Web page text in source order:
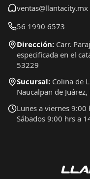
ventas@llantacity.mx
56 1990 6573
Dirección: Carr.
especificada en el
53229
Sucursal: Colina de
Naucalpan de Juárez,
Lunes a viernes
Sábados 9:00 hrs a